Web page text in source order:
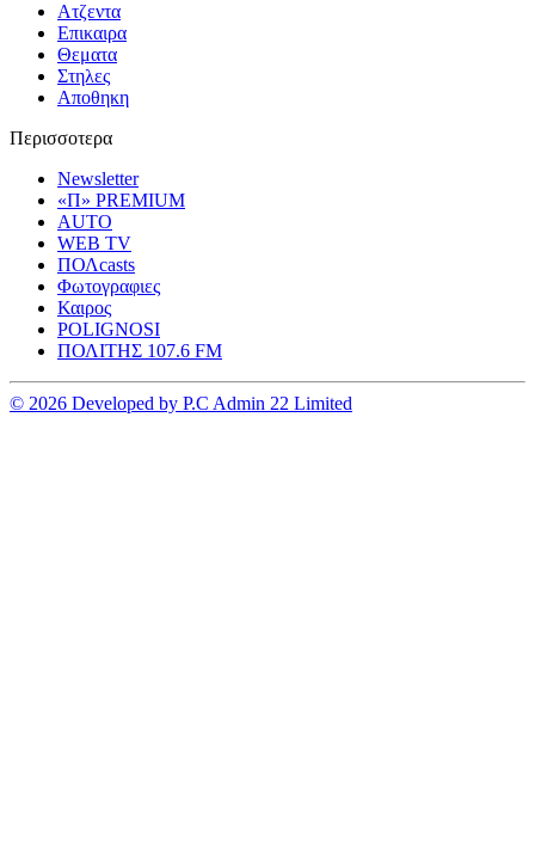
Ατζεντα
Επικαιρα
Θεματα
Στηλες
Αποθηκη
Περισσοτερα
Newsletter
«Π» PREMIUM
AUTO
WEB TV
ΠΟΛcasts
Φωτογραφιες
Καιρος
POLIGNOSI
ΠΟΛΙΤΗΣ 107.6 FM
© 2026 Developed by P.C Admin 22 Limited